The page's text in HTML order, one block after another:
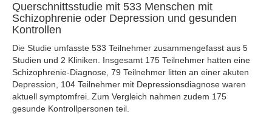
Querschnittsstudie mit 533 Menschen mit
Schizophrenie oder Depression und gesunden
Kontrollen
Die Studie umfasste 533 Teilnehmer zusammengefasst aus 5
Studien und 2 Kliniken. Insgesamt 175 Teilnehmer hatten eine
Schizophrenie-Diagnose, 79 Teilnehmer litten an einer akuten
Depression, 104 Teilnehmer mit Depressionsdiagnose waren
aktuell symptomfrei. Zum Vergleich nahmen zudem 175
gesunde Kontrollpersonen teil.